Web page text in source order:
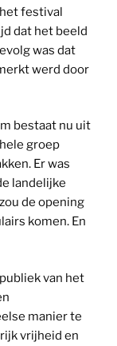
festival
dat het beeld
was dat
werd door
bestaat nu uit
groep
Er was
landelijke
de opening
komen. En
van het
manier te
vrijheid en